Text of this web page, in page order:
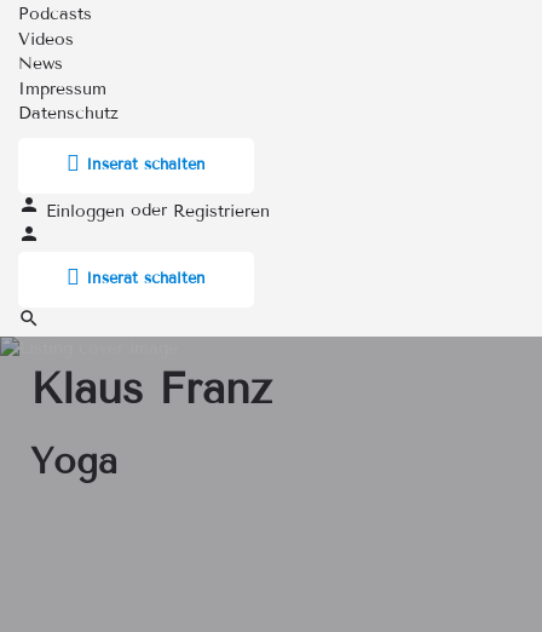
Podcasts
Videos
News
Impressum
Datenschutz
Inserat schalten
Einloggen oder Registrieren
Inserat schalten
Klaus Franz
Yoga